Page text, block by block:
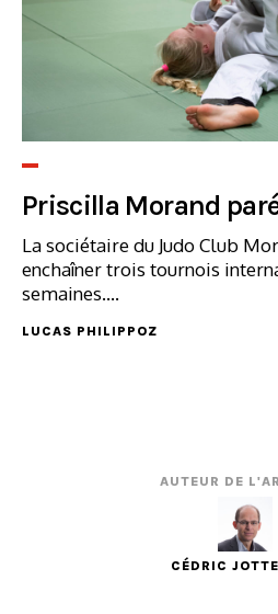
Priscilla Morand
La sociétaire du Judo Club
enchaîner trois tournois
semaines....
LUCAS PHILIPPOZ
AUTEUR DE
CÉDRIC